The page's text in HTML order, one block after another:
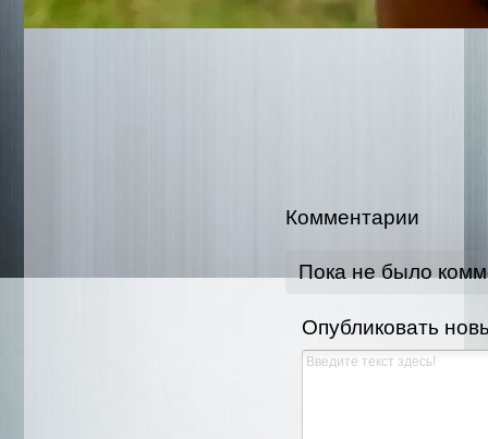
Комментарии
Пока не было
Опубликовать